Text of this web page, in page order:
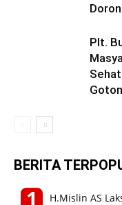
Plt.
BERITA
H.Mislin AS